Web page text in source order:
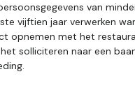
van
vijftien jaar verwerken
opnemen met het
solliciteren naar een